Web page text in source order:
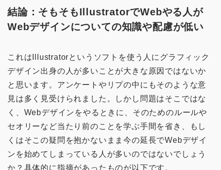
結論：そもそもIllustratorでWebやる人が
Webデザインについての知識や配慮が低い
これはIllustratorというソフトを使う人にグラフィック
デザイン出身の人が多いことが大きな原因ではないか
と思います。アンケートやリプの中にもそのような意
見は多く見受けられました。しかし問題はそこではな
く、Webデザインをやるときに、そのためのルールや
セオリーなど当たり前のことを学ぶ手間を省き、もし
くはそこの疑問を抱かないまま今の延長でWebデザイ
ンを始めてしまっている人が多いのではないでしょう
か？具体的に指摘があったものが以下です。